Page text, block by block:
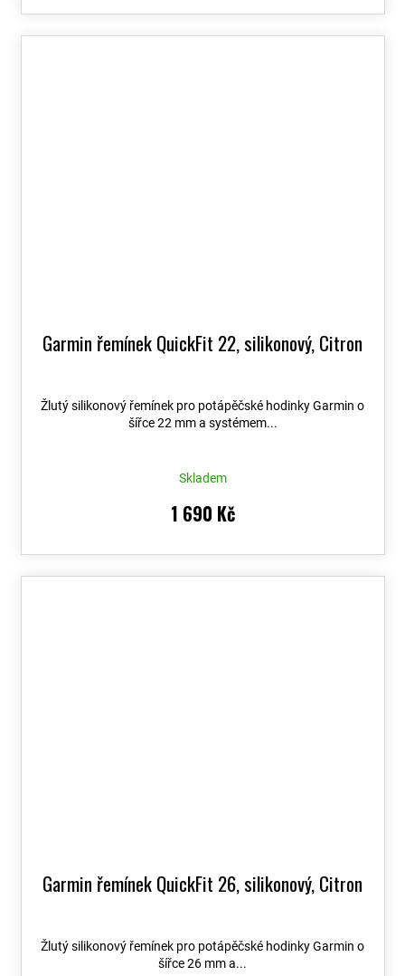
Garmin řemínek QuickFit 22, silikonový, Citron
Žlutý silikonový řemínek pro potápěčské hodinky Garmin o
šířce 22 mm a systémem...
Skladem
1 690 Kč
Garmin řemínek QuickFit 26, silikonový, Citron
Žlutý silikonový řemínek pro potápěčské hodinky Garmin o
šířce 26 mm a...